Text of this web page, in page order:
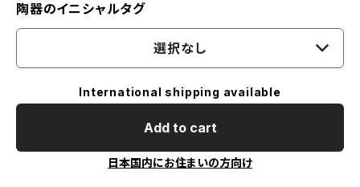
陶器のイニシャルタグ
選択なし
International shipping available
Add to cart
日本国内にお住まいの方向け